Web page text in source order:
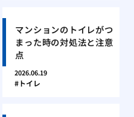
マンションのトイレがつ
まった時の対処法と注意
点
2026.06.19
トイレ